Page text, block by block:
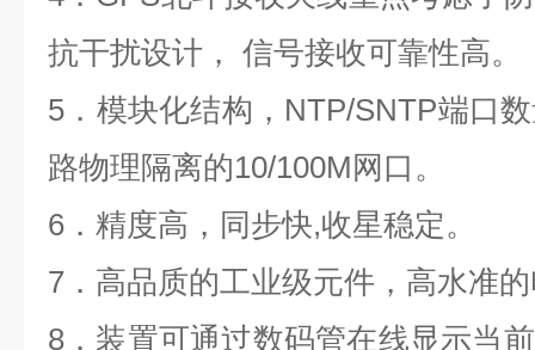
抗干扰设计， 信号接收可靠性高。
5 ．模块化结构，NTP/SNTP端口
路物理隔离的10/100M网口。
6 ．精度高，同步快,收星稳定。
7 ．高品质的工业级元件，高水准
8 ．装置可通过数码管在线显示当